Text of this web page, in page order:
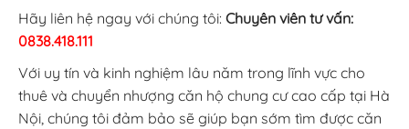
Hãy liên hệ ngay với chúng tôi: Chuyên viên tư vấn:
0838.418.111
Với uy tín và kinh nghiệm lâu năm trong lĩnh vực cho
thuê và chuyển nhượng căn hộ chung cư cao cấp tại Hà
Nội, chúng tôi đảm bảo sẽ giúp bạn sớm tìm được căn